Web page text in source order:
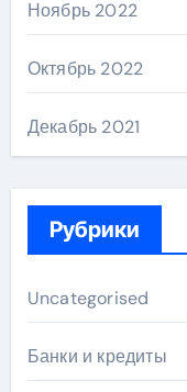
Ноябрь 2022
Октябрь 2022
Декабрь 2021
Рубрики
Uncategorised
Банки и кредиты